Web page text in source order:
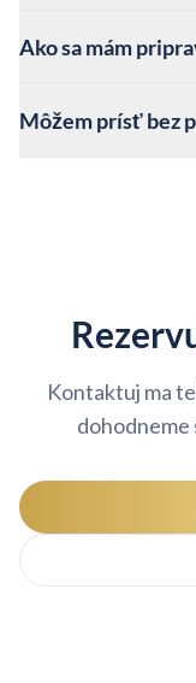
Ako sa mám
Môžem prísť bez
Kontaktuj ma
dohodneme